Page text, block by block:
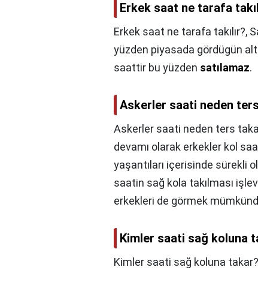
Erkek saat ne tarafa
Erkek saat ne tarafa takılır?,
yüzden piyasada gördügün
saattir bu yüzden satılamaz.
Askerler saati neden
Askerler saati neden ters
devamı olarak erkekler kol
yaşantıları içerisinde sürekli
saatin sağ kola takılması
erkekleri de görmek
Kimler saati sağ koluna
Kimler saati sağ koluna